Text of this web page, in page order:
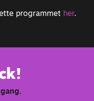
programmet her.